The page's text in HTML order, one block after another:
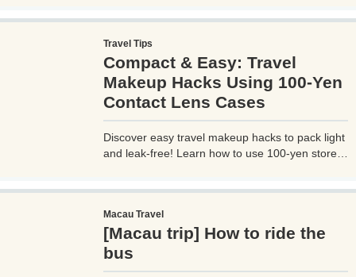
when using UBER, as if you are not careful, you
may be hit with an unexpectedly high bill.
Travel Tips
Compact & Easy: Travel
Makeup Hacks Using 100-Yen
Contact Lens Cases
Discover easy travel makeup hacks to pack light
and leak-free! Learn how to use 100-yen store
Macau Travel
[Macau trip] How to ride the
bus